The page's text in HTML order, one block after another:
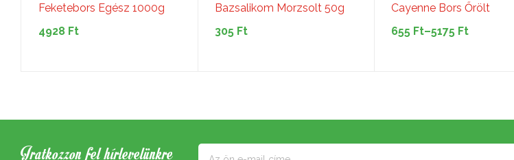
Feketebors Egész 1000g
4928 Ft
Bazsalikom Morzsolt 50g
305 Ft
Cayenne Bors Őrölt
655 Ft–5175 Ft
Ártartomány:
Iratkozzon fel hírlevelünkre